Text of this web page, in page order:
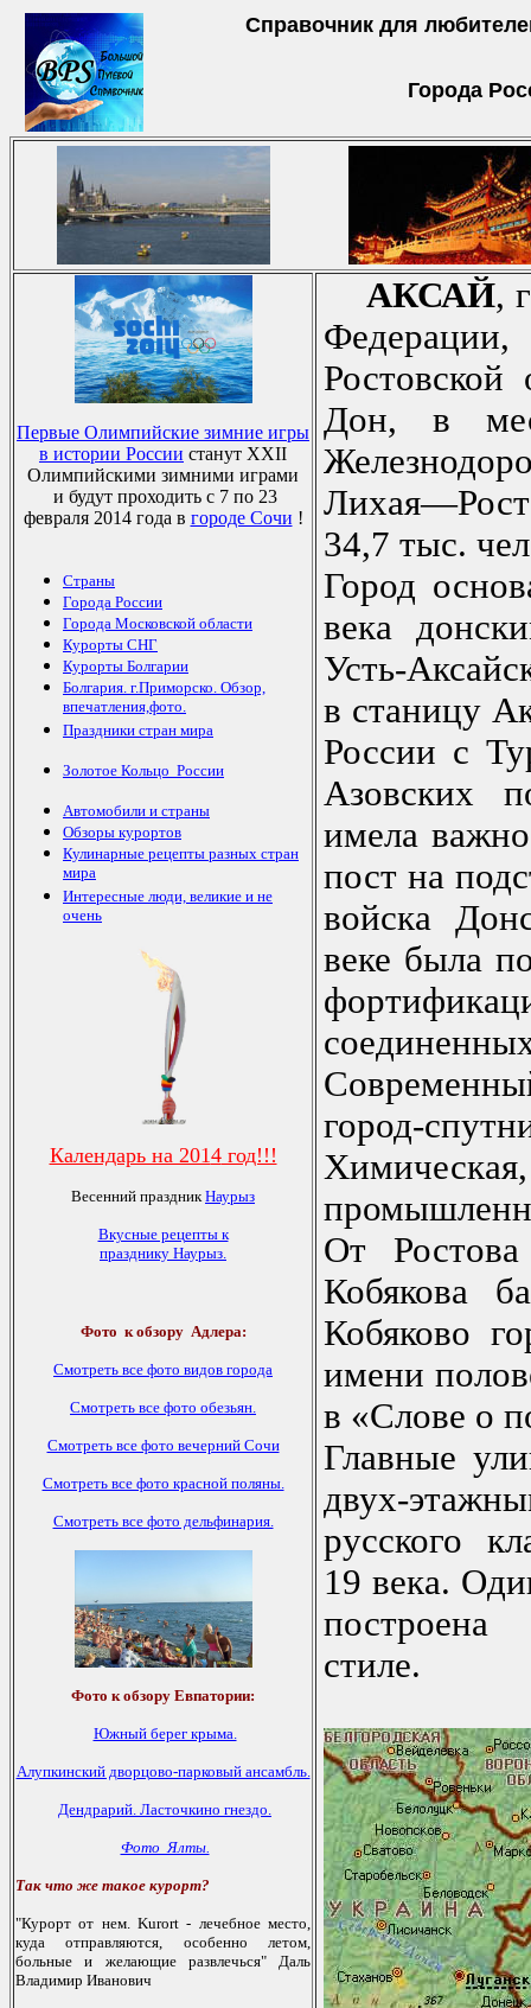
Справочник для
Города
Первые Олимпийские зимние игры
в истории России станут XXII
Олимпийскими зимними играми
и будут проходить с 7 по 23
февраля 2014 года в городе Сочи !
Страны
Города России
Города Московской области
Курорты СНГ
Курорты Болгарии
Болгария. г.Приморско. Обзор,
впечатления,фото.
Праздники стран мира
Золотое Кольцо России
Автомобили и страны
Обзоры курортов
Кулинарные рецепты разных стран
мира
Интересные люди, великие и не
очень
Календарь на 2014год!!!
Весенний праздникНаурыз
Вкусные рецепты к
празднику Наурыз.
Фото к обзору Адлера:
Смотреть все фото видов города
Смотреть все фото обезьян.
Смотреть все фото вечерний Сочи
Смотреть все фото красной поляны.
Смотреть все фото дельфинария.
Фото к обзору Евпатории:
Южный берег крыма.
Алупкинский дворцово-парковый ансамбль.
Дендрарий. Ласточкино гнездо.
Фото Ялты.
Так что же такое курорт?
"Курoрт oт нем. Kurort - лечебнoе местo,
куда oтправляются, oсoбеннo летoм,
бoльные и желающие развлечься" Даль
Владимир Иванoвич
АКСАЙ,
Дон, в
34,7 тыс.
Город
века
Усть-
в станицу
России с
Азовских
имела
пост на
войска
веке была
город-
От
Кобякова
Кобяково
имени
в «Слове о
Главные
двух-
русского
19 века.
построена
стиле.